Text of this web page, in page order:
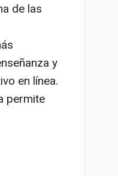
de las
y
en línea.
permite